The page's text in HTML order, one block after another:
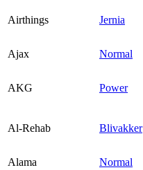
Airthings Jernia
Ajax
Normal
AKG Power
Al-Rehab Blivakker
Alama
Normal